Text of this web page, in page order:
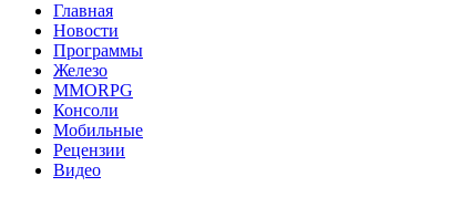
Главная
Новости
Программы
Железо
MMORPG
Консоли
Мобильные
Рецензии
Видео